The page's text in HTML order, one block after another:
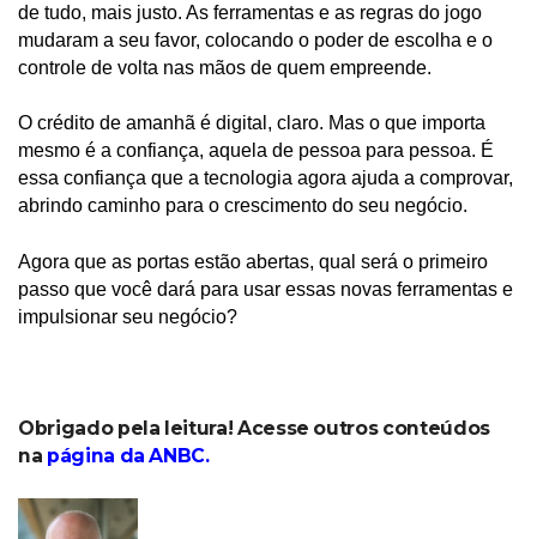
de tudo, mais justo. As ferramentas e as regras do jogo
mudaram a seu favor, colocando o poder de escolha e o
controle de volta nas mãos de quem empreende.
O crédito de amanhã é digital, claro. Mas o que importa
mesmo é a confiança, aquela de pessoa para pessoa. É
essa confiança que a tecnologia agora ajuda a comprovar,
abrindo caminho para o crescimento do seu negócio.
Agora que as portas estão abertas, qual será o primeiro
passo que você dará para usar essas novas ferramentas e
impulsionar seu negócio?
Obrigado pela leitura! Acesse outros conteúdos
na página da ANBC.